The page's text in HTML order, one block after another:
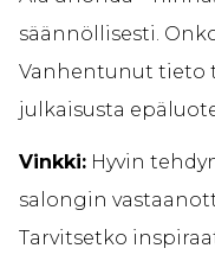
säännöllisesti.
Vanhentunut tieto
julkaisusta
Vinkki: Hyvin
salongin
Tarvitsetko